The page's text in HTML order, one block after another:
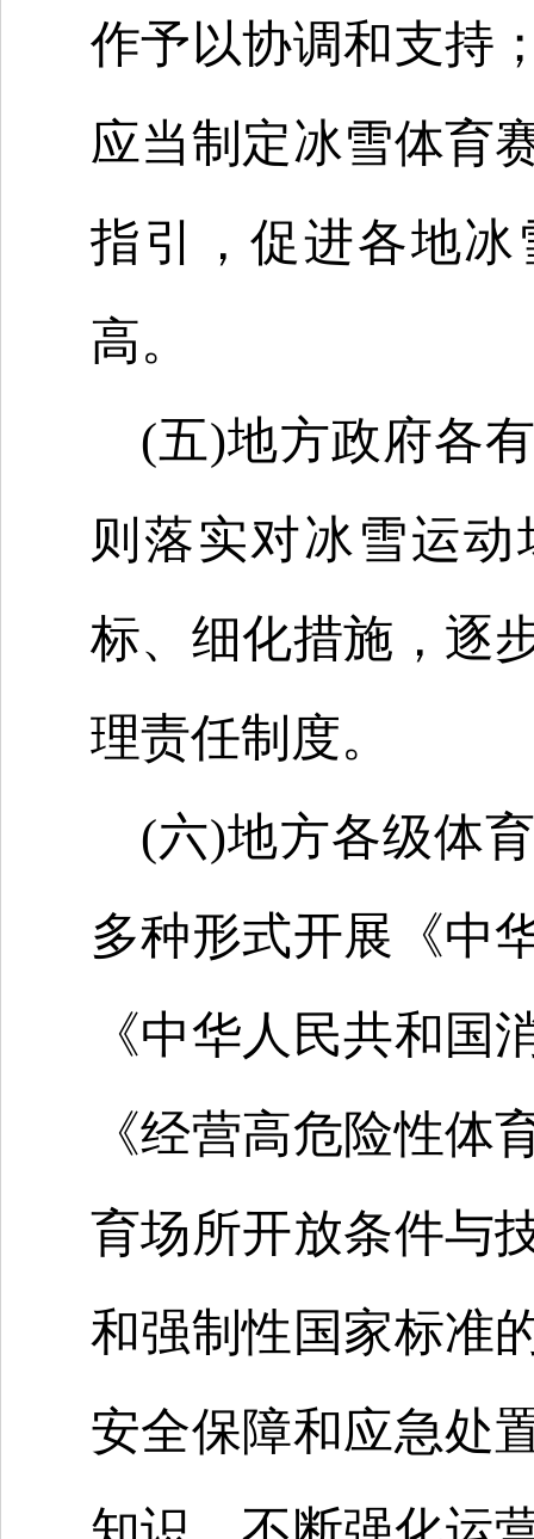
作予以协调和支持
应当制定冰雪体育
指引，促进各地
高。
(五)地方政府各
则落实对冰雪运
标、细化措施，逐
理责任制度。
(六)地方各级体
多种形式开展《中
《中华人民共和国
《经营高危险性体
育场所开放条件与
和强制性国家标准
安全保障和应急处